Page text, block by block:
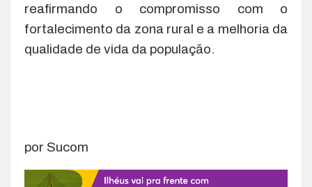
reafirmando o compromisso com o
fortalecimento da zona rural e a melhoria da
qualidade de vida da população.
por Sucom